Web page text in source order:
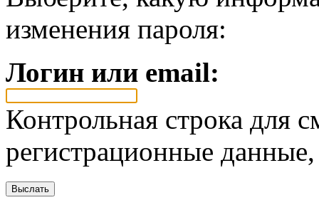
изменения пароля:
Логин или email:
Контрольная строка для
регистрационные